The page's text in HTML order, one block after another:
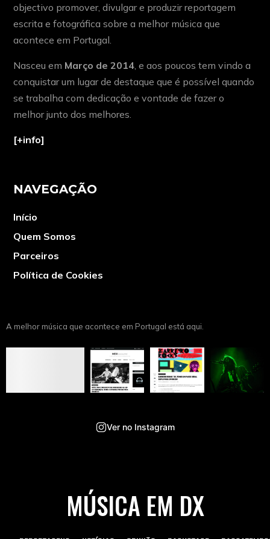
objectivo promover, divulgar e produzir reportagem
escrita e fotográfica sobre a melhor música que
acontece em Portugal.
Nasceu em Março de 2014 , e aos poucos tem vindo a
conquistar um lugar de destaque que é possível quando
se trabalha com dedicação e vontade de fazer o
melhor junto dos melhores.
[+info]
NAVEGAÇÃO
Início
Quem Somos
Parceiros
Política de Cookies
A melhor música que acontece em Portugal está aqui.
Ver no Instagram
MÚSICA EM DX